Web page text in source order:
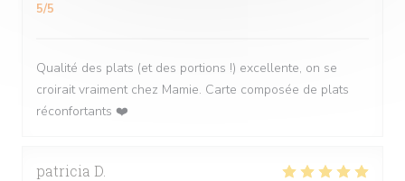
5/5
Qualité des plats (et des portions !) excellente, on se
croirait vraiment chez Mamie. Carte composée de plats
réconfortants ❤️
patricia D